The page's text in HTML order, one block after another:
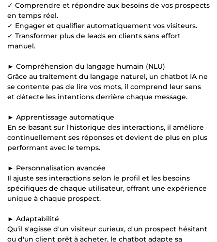
✓ Comprendre et répondre aux besoins de vos prospects
en temps réel.
✓ Engager et qualifier automatiquement vos visiteurs.
✓ Transformer plus de leads en clients sans effort
manuel.
► Compréhension du langage humain (NLU)
Grâce au traitement du langage naturel, un chatbot IA ne
se contente pas de lire vos mots, il comprend leur sens
et détecte les intentions derrière chaque message.
► Apprentissage automatique
En se basant sur l'historique des interactions, il améliore
continuellement ses réponses et devient de plus en plus
performant avec le temps.
► Personnalisation avancée
Il ajuste ses interactions selon le profil et les besoins
spécifiques de chaque utilisateur, offrant une expérience
unique à chaque prospect.
► Adaptabilité
Qu'il s'agisse d'un visiteur curieux, d'un prospect hésitant
ou d'un client prêt à acheter, le chatbot adapte sa